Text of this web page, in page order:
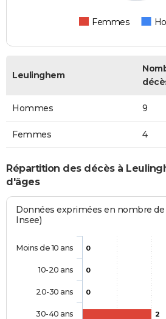
Femmes
Leulinghem
Hommes 9
Femmes 4
Répartition des décès à
d'âges
Données exprimées en nombre de
Insee)
0
0
0
2
Moins de 10 ans
10-20 ans
20-30 ans
30-40 ans